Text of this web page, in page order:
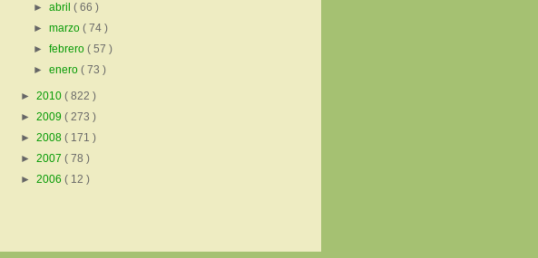
►abril( 66 )
►marzo( 74 )
►febrero( 57 )
►enero( 73 )
► 2010 ( 822 )
► 2009 ( 273 )
► 2008 ( 171 )
► 2007 ( 78 )
► 2006 ( 12 )